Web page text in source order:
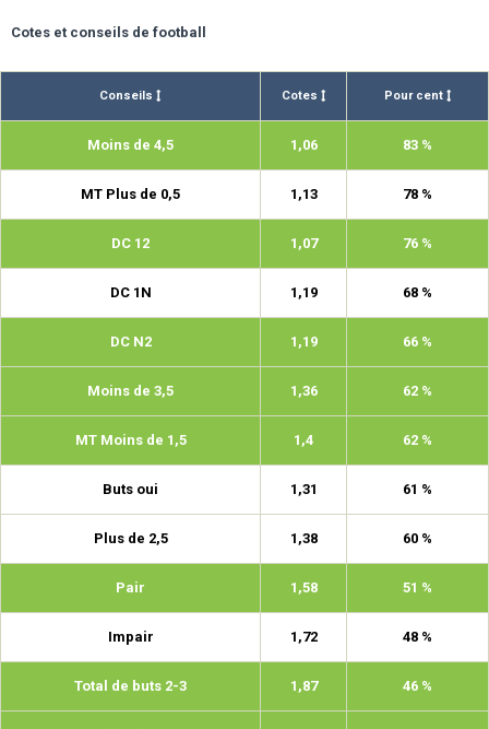
Cotes et conseils de football
Conseils Cotes Pour cent
Moins de 4,5 1,06 83 %
MT Plus de 0,5 1,13 78 %
DC 12 1,07 76 %
DC 1N 1,19 68 %
DC N2 1,19 66 %
Moins de 3,5 1,36 62 %
MT Moins de 1,5 1,4 62 %
Buts oui 1,31 61 %
Plus de 2,5 1,38 60 %
Pair 1,58 51 %
Impair 1,72 48 %
Total de buts 2-3 1,87 46 %